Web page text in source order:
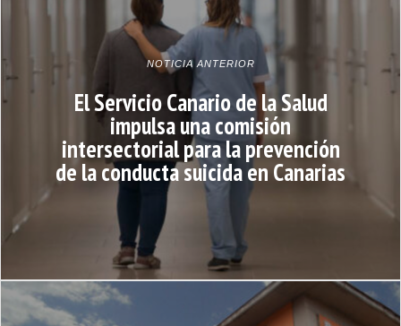
NOTICIA ANTERIOR
El Servicio Canario de la Salud
impulsa una comisión
intersectorial para la prevención
de la conducta suicida en Canarias